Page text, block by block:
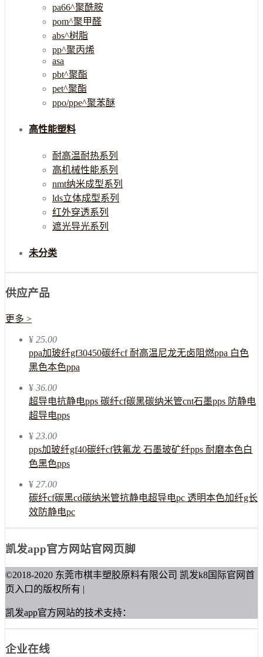
pa66^聚酰胺
pom^聚甲醛
abs^树脂
pp^聚丙烯
asa
pbt^聚酯
pet^聚酯
ppo/ppe^聚苯醚
高性能塑料
耐高温耐热系列
高机械性能系列
nmt纳米成型系列
lds立体成型系列
红外穿透系列
遮光导光系列
未分类
供应产品
更多 >
¥ 25.00
ppa加玻纤gf30450碳纤cf 耐高温尼龙无卤阻燃ppa 白色
黑色本色ppa
¥ 36.00
超导电抗静电pps 碳纤cf碳黑碳纳米管cnt石墨pps 防静电
超导电pps
¥ 23.00
pps加玻纤gf40碳纤cf铁氟龙 石墨玻矿纤pps 耐磨本色白
色黑色pps
¥ 27.00
碳纤cf碳黑cd碳纳米管抗静电超导电pc 透明本色加纤g长
效防静电pc
凯发app官方网站官网页脚
©2018-2020 东莞市棋丰塑胶原料有限公司 凯发k8国际官网首
页入口的版权所有 |
凯发app官方网站的技术支持：
企业在线